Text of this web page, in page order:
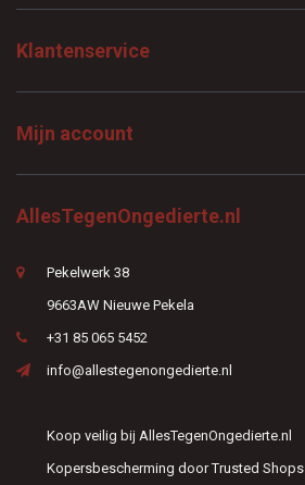
Klantenservice
Mijn account
AllesTegenOngedierte.nl
Pekelwerk 38
9663AW Nieuwe Pekela
+31 85 065 5452
info@allestegenongedierte.nl
Koop veilig bij AllesTegenOngedierte.nl
Kopersbescherming door Trusted Shops